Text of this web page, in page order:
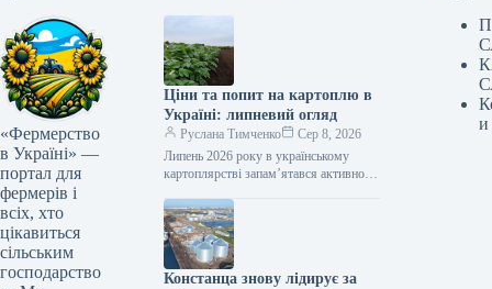
«Фермерство
в Україні» —
портал для
фермерів і
всіх, хто
цікавиться
сільським
господарство
Ціни та попит на картоплю в
Україні: липневий огляд
Руслана Тимченко
Сер 8, 2026
Липень 2026 року в українському
картоплярстві запам’ятався активною
презентацією першого
загальнонаціонального дослідження
споживання картоплі, сезонним
зниженням…
Констанца знову лідирує за
и